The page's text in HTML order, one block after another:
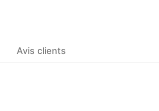
Avis clients